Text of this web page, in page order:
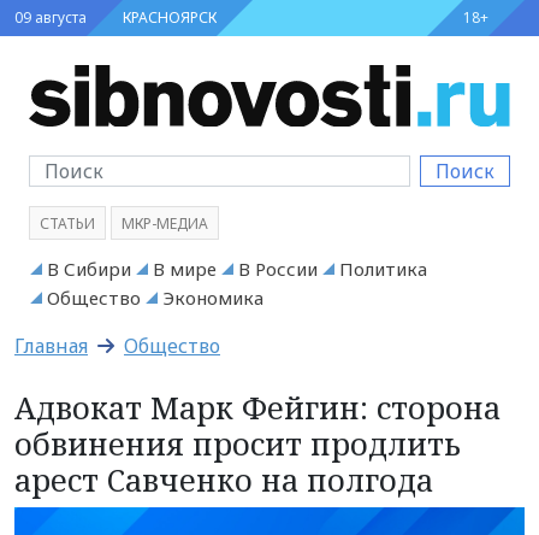
09 августа КРАСНОЯРСК 18+
Поиск
СТАТЬИ МКР-МЕДИА
В Сибири В мире В России
Политика
Общество
Экономика
Главная Общество
Адвокат Марк Фейгин: сторона
обвинения просит продлить
арест Савченко на полгода